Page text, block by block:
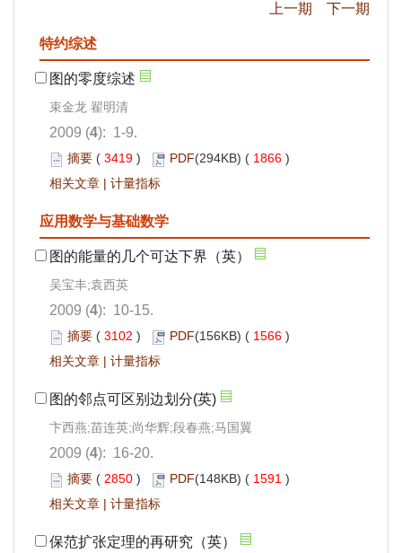
上一期
下一期
特约综述
图的零度综述
束金龙 翟明清
2009 (4): 1-9.
摘要 ( 3419 ) PDF(294KB) ( 1866 )
相关文章 | 计量指标
应用数学与基础数学
图的能量的几个可达下界（英）
吴宝丰;袁西英
2009 (4): 10-15.
摘要 ( 3102 ) PDF(156KB) ( 1566 )
相关文章 | 计量指标
图的邻点可区别边划分(英)
卞西燕;苗连英;尚华辉;段春燕;马国翼
2009 (4): 16-20.
摘要 ( 2850 ) PDF(148KB) ( 1591 )
相关文章 | 计量指标
保范扩张定理的再研究（英）